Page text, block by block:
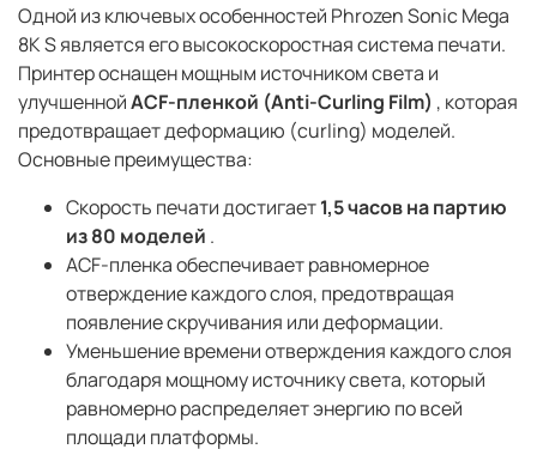
Одной из ключевых особенностей Phrozen Sonic Mega
8K S является его высокоскоростная система печати.
Принтер оснащен мощным источником света и
улучшеннойACF-пленкой (Anti-Curling Film) , которая
предотвращает деформацию (curling) моделей.
Основные преимущества:
Скорость печати достигает1,5 часов на партию
из 80 моделей .
ACF-пленка обеспечивает равномерное
отверждение каждого слоя, предотвращая
появление скручивания или деформации.
Уменьшение времени отверждения каждого слоя
благодаря мощному источнику света, который
равномерно распределяет энергию по всей
площади платформы.